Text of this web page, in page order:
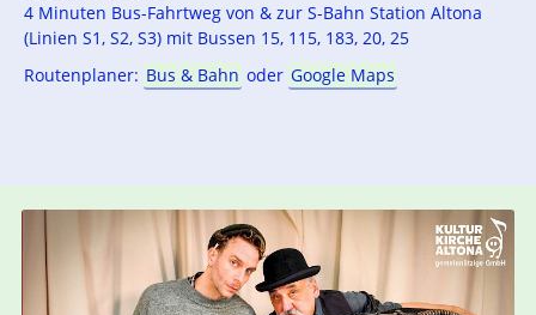
4 Minuten Bus-Fahrtweg von & zur S-Bahn Station Altona
(Linien S1, S2, S3) mit Bussen 15, 115, 183, 20, 25
Routenplaner: Bus & Bahn oder Google Maps